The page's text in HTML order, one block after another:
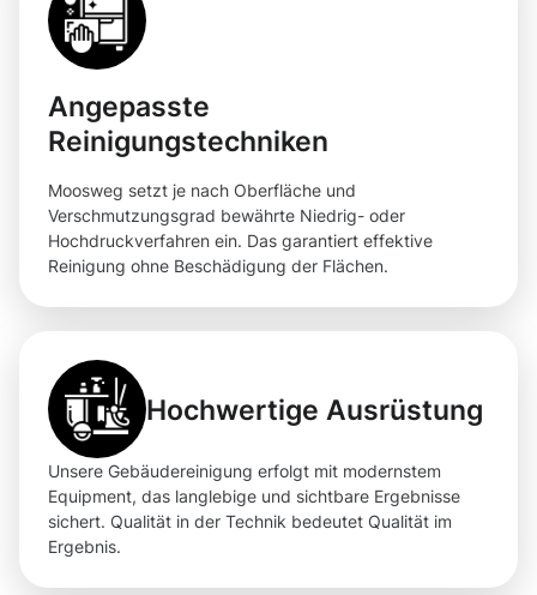
Angepasste
Reinigungstechniken
Moosweg setzt je nach Oberfläche und
Verschmutzungsgrad bewährte Niedrig- oder
Hochdruckverfahren ein. Das garantiert effektive
Reinigung ohne Beschädigung der Flächen.
Hochwertige Ausrüstung
Unsere Gebäudereinigung erfolgt mit modernstem
Equipment, das langlebige und sichtbare Ergebnisse
sichert. Qualität in der Technik bedeutet Qualität im
Ergebnis.